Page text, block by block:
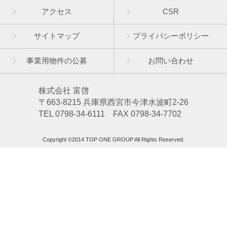
アクセス
CSR
サイトマップ プライバシーポリシー
株式会社 富啓
〒663-8215 兵庫県西宮市今津水波町2-26
TEL 0798-34-6111 FAX 0798-34-7702
事業用物件の公募 お問い合わせ
Copyright ©2014 TOP ONE GROUP All Rights Reserved.